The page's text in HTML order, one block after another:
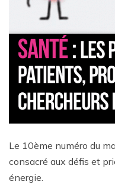
Le 10ème numéro du
consacré aux défis et
énergie.